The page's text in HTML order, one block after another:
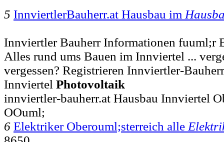
5 InnviertlerBauherr.at Hausbau im
Innviertler Bauherr Informationen fuuml;r
Alles rund ums Bauen im Innviertel ...
vergessen? Registrieren Innviertler-
Innviertel Photovoltaik
innviertler-bauherr.at Hausbau Innviertel
OOuml;
6 Elektriker Oberouml;sterreich alle